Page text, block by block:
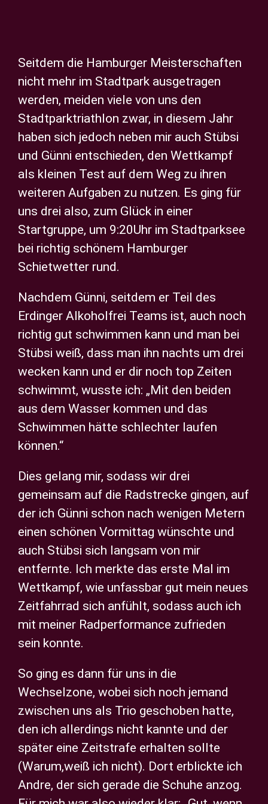
Einwilligungen widerrufen
grösseres
Bild
Seitdem die Hamburger Meisterschaften
nicht mehr im Stadtpark ausgetragen
werden, meiden viele von uns den
Stadtparktriathlon zwar, in diesem Jahr
haben sich jedoch neben mir auch Stübsi
und Günni entschieden, den Wettkampf
als kleinen Test auf dem Weg zu ihren
weiteren Aufgaben zu nutzen. Es ging für
uns drei also, zum Glück in einer
Startgruppe, um 9:20Uhr im Stadtparksee
bei richtig schönem Hamburger
Schietwetter rund.
Nachdem Günni, seitdem er Teil des
Erdinger Alkoholfrei Teams ist, auch noch
richtig gut schwimmen kann und man bei
Stübsi weiß, dass man ihn nachts um drei
wecken kann und er dir noch top Zeiten
schwimmt, wusste ich: „Mit den beiden
aus dem Wasser kommen und das
Schwimmen hätte schlechter laufen
können.“
Dies gelang mir, sodass wir drei
gemeinsam auf die Radstrecke gingen, auf
der ich Günni schon nach wenigen Metern
einen schönen Vormittag wünschte und
auch Stübsi sich langsam von mir
entfernte. Ich merkte das erste Mal im
Wettkampf, wie unfassbar gut mein neues
Zeitfahrrad sich anfühlt, sodass auch ich
mit meiner Radperformance zufrieden
sein konnte.
So ging es dann für uns in die
Wechselzone, wobei sich noch jemand
zwischen uns als Trio geschoben hatte,
den ich allerdings nicht kannte und der
später eine Zeitstrafe erhalten sollte
(Warum,weiß ich nicht). Dort erblickte ich
Andre, der sich gerade die Schuhe anzog.